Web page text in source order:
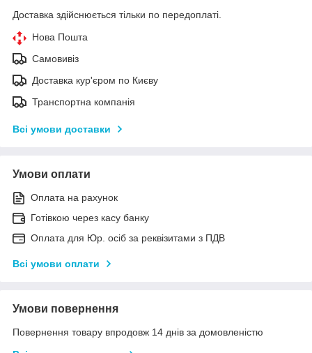
Доставка здійснюється тільки по передоплаті.
Нова Пошта
Самовивіз
Доставка кур'єром по Києву
Транспортна компанія
Всі умови доставки
Умови оплати
Оплата на рахунок
Готівкою через касу банку
Оплата для Юр. осіб за реквізитами з ПДВ
Всі умови оплати
Умови повернення
Повернення товару впродовж 14 днів за домовленістю